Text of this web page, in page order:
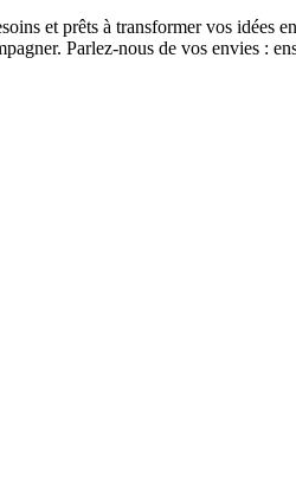
et prêts à transformer vos
Parlez-nous de vos envies :